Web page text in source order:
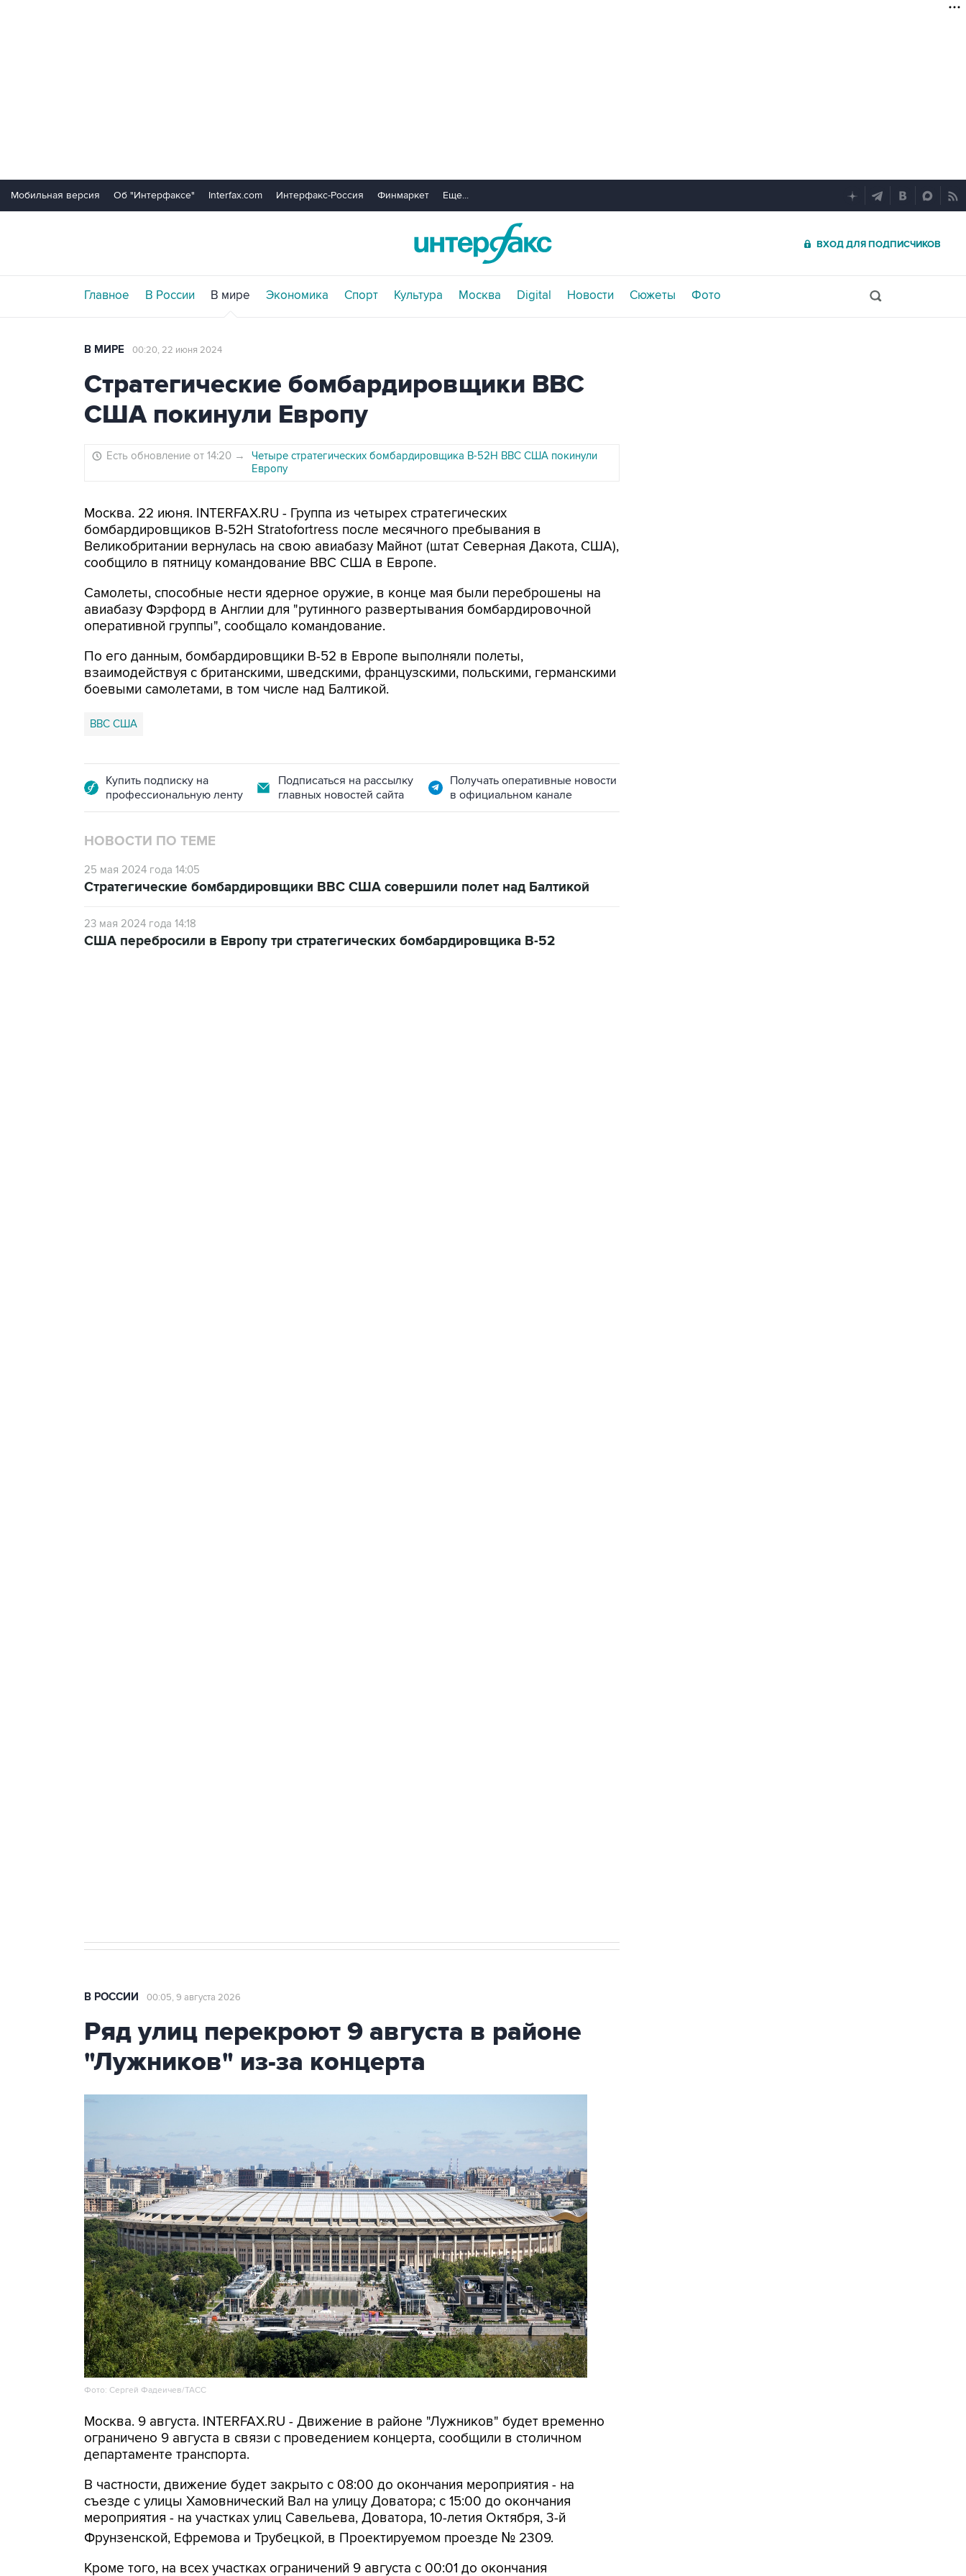
Мобильная версия Об "Интерфаксе" Interfax.com Интерфакс-Россия Финмаркет Еще...
ВХОД ДЛЯ ПОДПИСЧИКОВ
Главное В России В мире Экономика Спорт Культура Москва Digital Новости Сюжеты Фото
В МИРЕ 00:20, 22 июня 2024
Стратегические бомбардировщики ВВС
США покинули Европу
Есть обновление от 14:20 →
Четыре стратегических бомбардировщика B-52H ВВС США покинули
Европу
Москва. 22 июня. INTERFAX.RU - Группа из четырех стратегических
бомбардировщиков B-52H Stratofortress после месячного пребывания в
Великобритании вернулась на свою авиабазу Майнот (штат Северная Дакота, США),
сообщило в пятницу командование ВВС США в Европе.
Самолеты, способные нести ядерное оружие, в конце мая были переброшены на
авиабазу Фэрфорд в Англии для "рутинного развертывания бомбардировочной
оперативной группы", сообщало командование.
По его данным, бомбардировщики B-52 в Европе выполняли полеты,
взаимодействуя с британскими, шведскими, французскими, польскими, германскими
боевыми самолетами, в том числе над Балтикой.
ВВС США
Купить подписку на
профессиональную ленту
Подписаться на рассылку
главных новостей сайта
Получать оперативные новости
в официальном канале
НОВОСТИ ПО ТЕМЕ
25 мая 2024 года 14:05
Стратегические бомбардировщики ВВС США совершили полет над Балтикой
23 мая 2024 года 14:18
США перебросили в Европу три стратегических бомбардировщика B-52
В РОССИИ 00:05, 9 августа 2026
Ряд улиц перекроют 9 августа в районе
"Лужников" из-за концерта
Фото: Сергей Фадеичев/ТАСС
Москва. 9 августа. INTERFAX.RU - Движение в районе "Лужников" будет временно
ограничено 9 августа в связи с проведением концерта, сообщили в столичном
департаменте транспорта.
В частности, движение будет закрыто с 08:00 до окончания мероприятия - на
съезде с улицы Хамовнический Вал на улицу Доватора; с 15:00 до окончания
мероприятия - на участках улиц Савельева, Доватора, 10-летия Октября, 3-й
Фрунзенской, Ефремова и Трубецкой, в Проектируемом проезде № 2309.
Кроме того, на всех участках ограничений 9 августа с 00:01 до окончания